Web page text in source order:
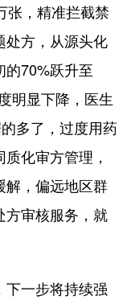
张，精准拦截禁
处方，从源头化
的70%跃升至
明显下降，医生
多了，过度用药
化审方管理，
解，偏远地区群
方审核服务，就
一步将持续强